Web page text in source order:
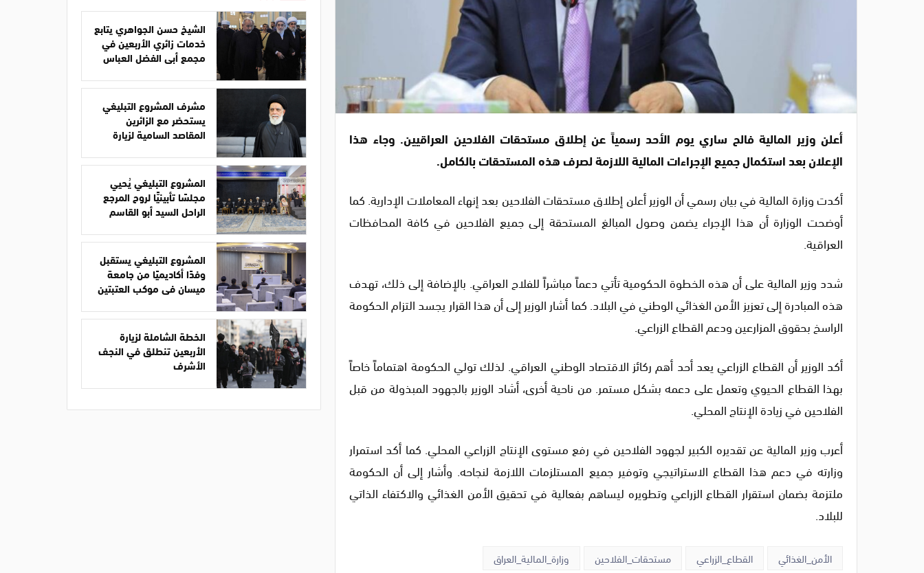
أعلن وزير المالية فالح ساري يوم الأحد رسمياً عن إطلاق مستحقات الفلاحين العراقيين. وجاء هذا
الإعلان بعد استكمال جميع الإجراءات المالية اللازمة لصرف هذه المستحقات بالكامل.
أكدت وزارة المالية في بيان رسمي أن الوزير أعلن إطلاق مستحقات الفلاحين بعد إنهاء المعاملات الإدارية. كما
أوضحت الوزارة أن هذا الإجراء يضمن وصول المبالغ المستحقة إلى جميع الفلاحين في كافة المحافظات
العراقية.
شدد وزير المالية على أن هذه الخطوة الحكومية تأتي دعماً مباشراً للفلاح العراقي. بالإضافة إلى ذلك، تهدف
هذه المبادرة إلى تعزيز الأمن الغذائي الوطني في البلاد. كما أشار الوزير إلى أن هذا القرار يجسد التزام الحكومة
الراسخ بحقوق المزارعين ودعم القطاع الزراعي.
أكد الوزير أن القطاع الزراعي يعد أحد أهم ركائز الاقتصاد الوطني العراقي. لذلك تولي الحكومة اهتماماً خاصاً
بهذا القطاع الحيوي وتعمل على دعمه بشكل مستمر. من ناحية أخرى، أشاد الوزير بالجهود المبذولة من قبل
الفلاحين في زيادة الإنتاج المحلي.
أعرب وزير المالية عن تقديره الكبير لجهود الفلاحين في رفع مستوى الإنتاج الزراعي المحلي. كما أكد استمرار
وزارته في دعم هذا القطاع الاستراتيجي وتوفير جميع المستلزمات اللازمة لنجاحه. وأشار إلى أن الحكومة
ملتزمة بضمان استقرار القطاع الزراعي وتطويره ليساهم بفعالية في تحقيق الأمن الغذائي والاكتفاء الذاتي
للبلاد.
الأمن_الغذائي القطاع_الزراعي مستحقات_الفلاحين وزارة_المالية_العراق
الشيخ حسن الجواهري يتابع
خدمات زائري الأربعين في
مجمع أبي الفضل العباس
مشرف المشروع التبليغي
يستحضر مع الزائرين
المقاصد السامية لزيارة
المشروع التبليغي يُحيي
مجلسًا تأبينيًّا لروح المرجع
الراحل السيد أبو القاسم
المشروع التبليغي يستقبل
وفدًا أكاديميًا من جامعة
ميسان في موكب العتبتين
الخطة الشاملة لزيارة
الأربعين تنطلق في النجف
الأشرف